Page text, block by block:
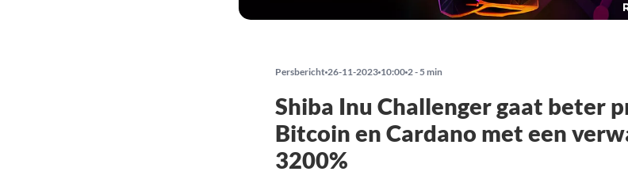
Persbericht 26-11-2023 10:00 2 - 5 min
Shiba Inu Challenger gaat beter
Bitcoin en Cardano met een
3200%